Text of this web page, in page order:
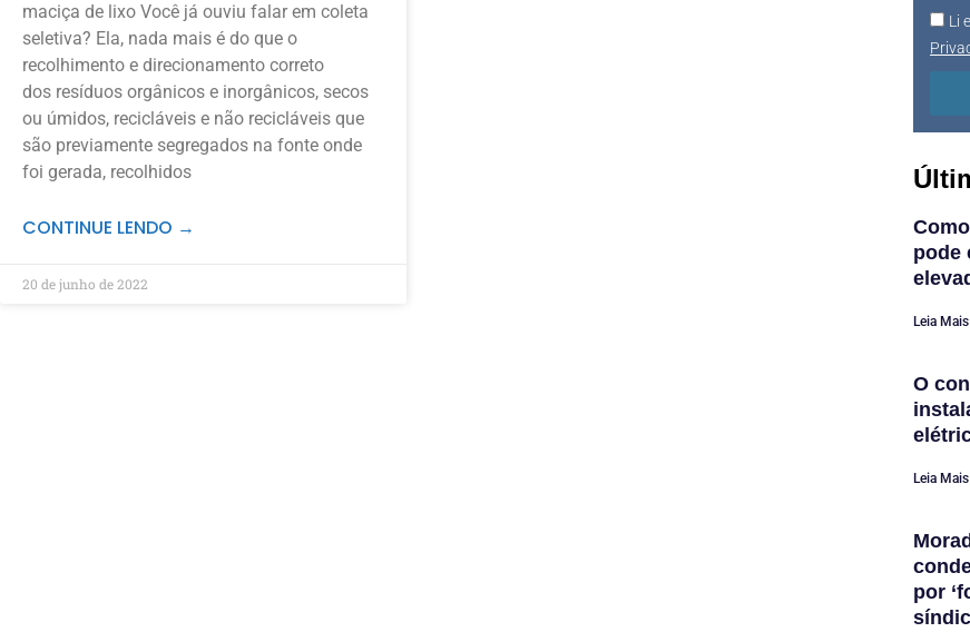
maciça de lixo Você já ouviu falar em coleta
seletiva? Ela, nada mais é do que o
recolhimento e direcionamento correto
dos resíduos orgânicos e inorgânicos, secos
ou úmidos, recicláveis e não recicláveis que
são previamente segregados na fonte onde
foi gerada, recolhidos
CONTINUE LENDO →
20 de junho de 2022
Li
pode
Leia Mais
O
Leia Mais
por